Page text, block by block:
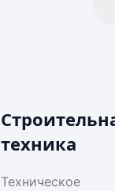
техника
Техническое